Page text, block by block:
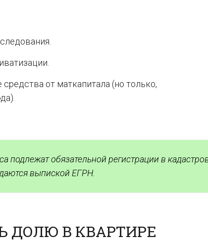
от маткапитала (но только,
подлежат обязательной регистрации в
выпиской ЕГРН.
ДОЛЮ В КВАРТИРЕ